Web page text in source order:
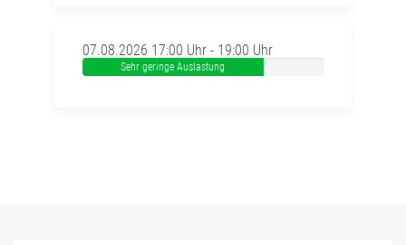
07.08.2026 17:00 Uhr - 19:00 Uhr
Sehr geringe Auslastung